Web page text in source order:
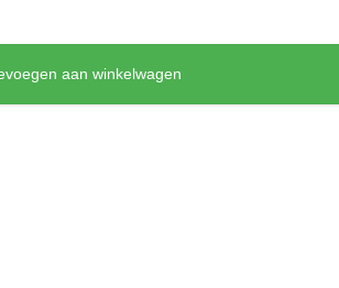
aan winkelwagen